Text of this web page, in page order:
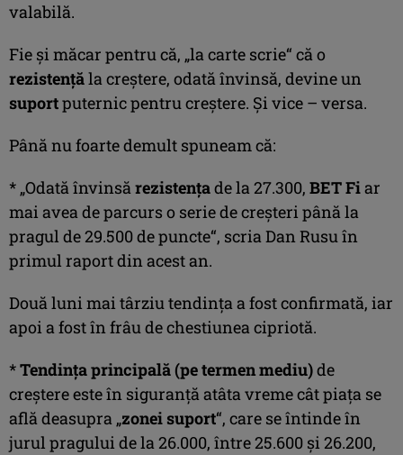
valabilă.
Fie şi măcar pentru că, „la carte scrie“ că o
rezistenţăla creştere, odată învinsă, devine un
suportputernic pentru creştere. Şi vice – versa.
Până nu foarte demult spuneam că:
* „Odată învinsărezistenţade la 27.300, BET Fiar
mai avea de parcurs o serie de creşteri până la
pragul de 29.500 de puncte“, scria Dan Rusu în
primul raport din acest an.
Două luni mai târziu tendinţa a fost confirmată, iar
apoi a fost în frâu de chestiunea cipriotă.
*Tendinţa principală (pe termen mediu)de
creştere este în siguranţă atâta vreme cât piaţa se
află deasupra „zonei suport“, care se întinde în
jurul pragului de la 26.000, între 25.600 şi 26.200,